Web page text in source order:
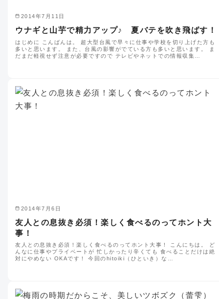
2014年7月11日
ウナギと山芋で精力アップ♪ 夏バテを吹き飛ばす！
はじめに こんばんは。 超大型台風で早々に仕事や学校を切り上げた方も
多いと思います。 また、台風の影響がでている方も多いと思います。 ま
だまだ軽視せず注意が必要ですので テレビやネットでの情報収集…
2014年7月6日
友人との息抜き必須！楽しく食べるのってホント大
事！
友人との息抜き必須！楽しく食べるのってホント大事！ こんにちは。 ど
んなに仕事やプライベートが 忙しかったり辛くても 食べることだけは絶
対にやめない OKAです！ 今回のhitoiki（ひといき）な…